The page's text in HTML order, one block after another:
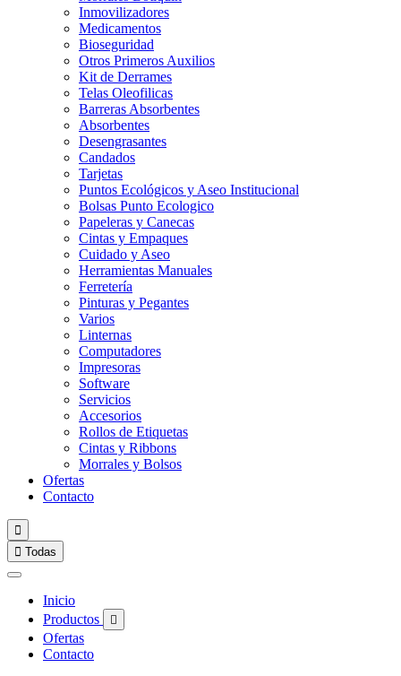
Inmovilizadores
Medicamentos
Bioseguridad
Otros Primeros Auxilios
Kit de Derrames
Telas Oleofilicas
Barreras Absorbentes
Absorbentes
Desengrasantes
Candados
Tarjetas
Puntos Ecológicos y Aseo Institucional
Bolsas Punto Ecologico
Papeleras y Canecas
Cintas y Empaques
Cuidado y Aseo
Herramientas Manuales
Ferretería
Pinturas y Pegantes
Varios
Linternas
Computadores
Impresoras
Software
Servicios
Accesorios
Rollos de Etiquetas
Cintas y Ribbons
Morrales y Bolsos
Ofertas
Contacto

 Todas
Inicio
Productos

Ofertas
Contacto